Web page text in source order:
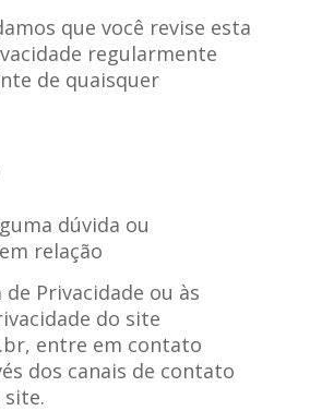
que você revise esta
regularmente
de quaisquer
dúvida ou
relação
Privacidade ou às
do site
entre em contato
dos canais de contato